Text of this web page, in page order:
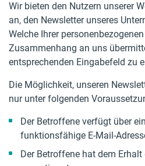
Wir bieten den Nutzern unserer
an, den Newsletter unseres
Welche Ihrer
Zusammenhang an uns
entsprechenden Eingabefeld zu
Die Möglichkeit, unseren
nur unter folgenden
Der Betroffene verfügt über
funktionsfähige E-Mail-
Der Betroffene hat dem